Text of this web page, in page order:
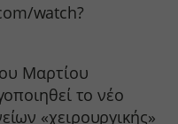
watch?
Μαρτίου
το νέο
«χειρουργικής»